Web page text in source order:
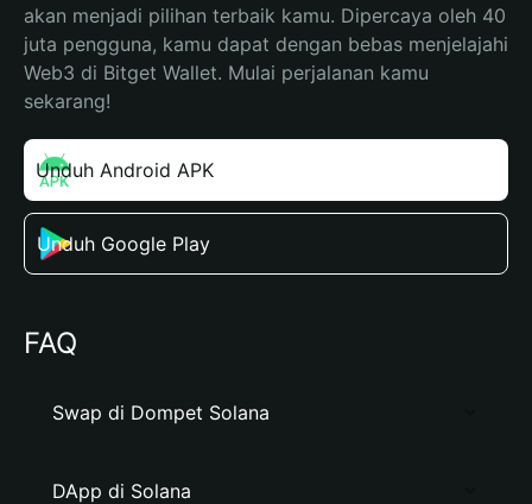
akan menjadi pilihan terbaik kamu. Dipercaya oleh 40
juta pengguna, kamu dapat dengan bebas menjelajahi
Web3 di Bitget Wallet. Mulai perjalanan kamu
sekarang!
Unduh Android APK
Unduh Google Play
FAQ
Swap di Dompet Solana
DApp di Solana